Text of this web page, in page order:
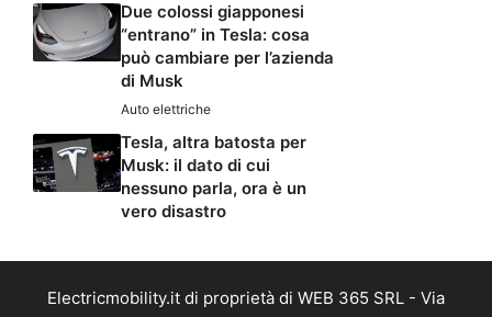
Due colossi giapponesi
“entrano” in Tesla: cosa
può cambiare per l’azienda
di Musk
Auto elettriche
Tesla, altra batosta per
Musk: il dato di cui
nessuno parla, ora è un
vero disastro
Electricmobility.it di proprietà di WEB 365 SRL - Via